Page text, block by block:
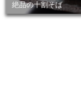
絶品の十割そば